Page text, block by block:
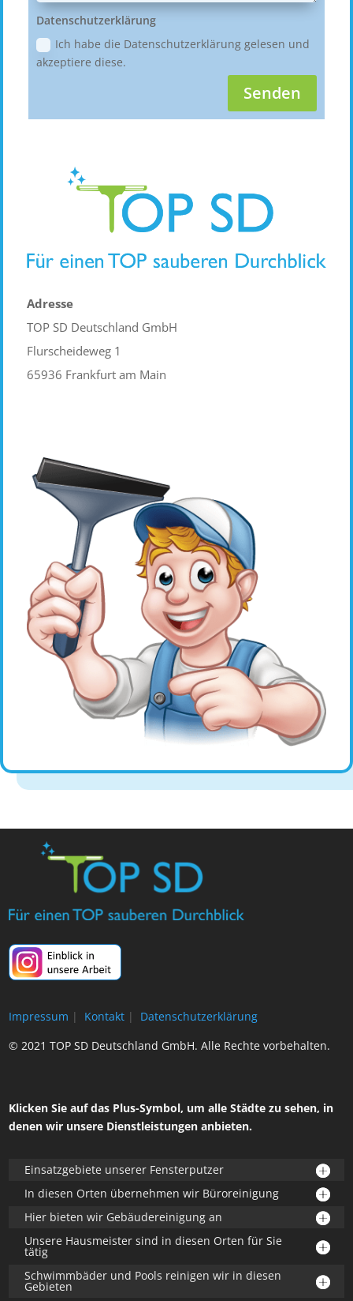
Datenschutzerklärung
Ich habe die Datenschutzerklärung gelesen und
akzeptiere diese.
Senden
Adresse
TOP SD Deutschland GmbH
Flurscheideweg 1
65936 Frankfurt am Main
Impressum | Kontakt |
Datenschutzerklärung
© 2021 TOP SD Deutschland GmbH. Alle Rechte vorbehalten.
Klicken Sie auf das Plus-Symbol, um alle Städte zu sehen, in
denen wir unsere Dienstleistungen anbieten.
Einsatzgebiete unserer Fensterputzer
In diesen Orten übernehmen wir Büroreinigung
Hier bieten wir Gebäudereinigung an
Unsere Hausmeister sind in diesen Orten für Sie
tätig
Schwimmbäder und Pools reinigen wir in diesen
Gebieten